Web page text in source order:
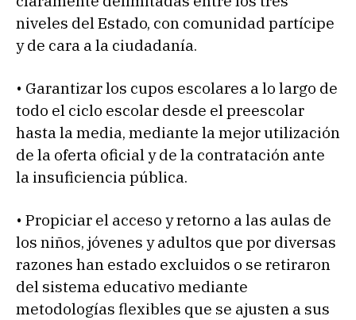
niveles del Estado, con comunidad partícipe
y de cara a la ciudadanía.
• Garantizar los cupos escolares a lo largo de
todo el ciclo escolar desde el preescolar
hasta la media, mediante la mejor utilización
de la oferta oficial y de la contratación ante
la insuficiencia pública.
• Propiciar el acceso y retorno a las aulas de
los niños, jóvenes y adultos que por diversas
razones han estado excluidos o se retiraron
del sistema educativo mediante
metodologías flexibles que se ajusten a sus